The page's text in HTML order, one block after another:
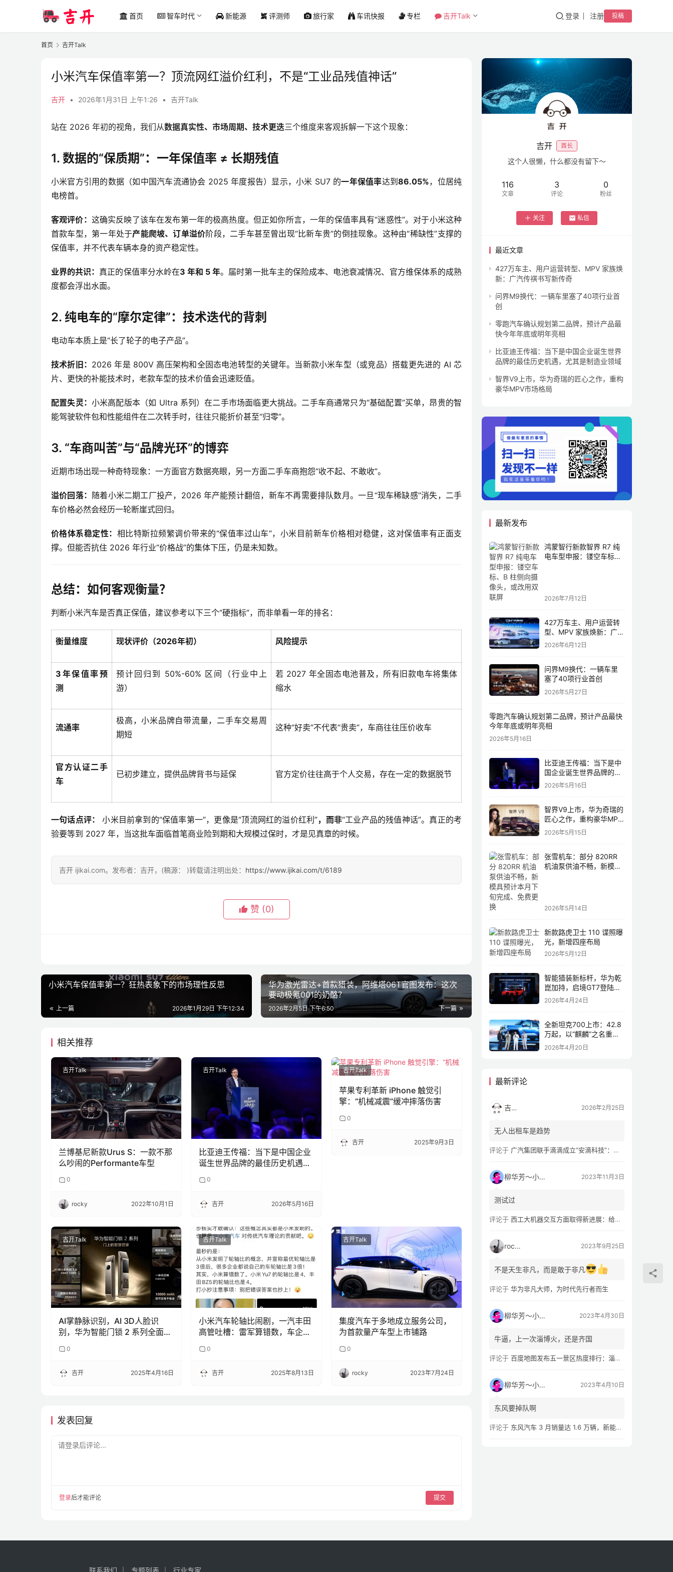
首页 智车时代 新能源 评测师 旅行家 车讯快报 专栏 吉开Talk 登录 注册 投稿
首页 吉开Talk
小米汽车保值率第一？顶流网红溢价红利，不是“工业品残值神话”
吉开 • 2026年1月31日 上午1:26 • 吉开Talk
站在 2026 年初的视角，我们从数据真实性、市场周期、技术更迭三个维度来客观拆解一下这个现象：
1. 数据的“保质期”：一年保值率 ≠ 长期残值
小米官方引用的数据（如中国汽车流通协会 2025 年度报告）显示，小米 SU7 的一年保值率达到86.05%，位居纯
电榜首。
客观评价： 这确实反映了该车在发布第一年的极高热度。但正如你所言，一年的保值率具有“迷惑性”。对于小米这种
首款车型，第一年处于产能爬坡、订单溢价阶段，二手车甚至曾出现“比新车贵”的倒挂现象。这种由“稀缺性”支撑的
保值率，并不代表车辆本身的资产稳定性。
业界的共识： 真正的保值率分水岭在3 年和 5 年。届时第一批车主的保险成本、电池衰减情况、官方维保体系的成熟
度都会浮出水面。
2. 纯电车的“摩尔定律”：技术迭代的背刺
电动车本质上是“长了轮子的电子产品”。
技术折旧： 2026 年是 800V 高压架构和全固态电池转型的关键年。当新款小米车型（或竞品）搭载更先进的 AI 芯
片、更快的补能技术时，老款车型的技术价值会迅速贬值。
配置失灵： 小米高配版本（如 Ultra 系列）在二手市场面临更大挑战。二手车商通常只为“基础配置”买单，昂贵的智
能驾驶软件包和性能组件在二次转手时，往往只能折价甚至“归零”。
3. “车商叫苦”与“品牌光环”的博弈
近期市场出现一种奇特现象：一方面官方数据亮眼，另一方面二手车商抱怨“收不起、不敢收”。
溢价回落： 随着小米二期工厂投产，2026 年产能预计翻倍，新车不再需要排队数月。一旦“现车稀缺感”消失，二手
车价格必然会经历一轮断崖式回归。
价格体系稳定性： 相比特斯拉频繁调价带来的“保值率过山车”，小米目前新车价格相对稳健，这对保值率有正面支
撑。但能否抗住 2026 年行业“价格战”的集体下压，仍是未知数。
总结：如何客观衡量？
判断小米汽车是否真正保值，建议参考以下三个“硬指标”，而非单看一年的排名：
衡量维度 现状评价（2026年初） 风险提示
3年保值率预
测
预计回归到 50%-60% 区间（行业中上
游）
若 2027 年全固态电池普及，所有旧款电车将集体
缩水
流通率
极高，小米品牌自带流量，二手车交易周
期短
这种“好卖”不代表“贵卖”，车商往往压价收车
官方认证二手
车
已初步建立，提供品牌背书与延保 官方定价往往高于个人交易，存在一定的数据脱节
一句话点评： 小米目前拿到的“保值率第一”，更像是“顶流网红的溢价红利”，而非“工业产品的残值神话”。真正的考
验要等到 2027 年，当这批车面临首笔商业险到期和大规模过保时，才是见真章的时候。
吉开 ijikai.com。发布者：吉开，(稿源： )转载请注明出处： https://www.ijikai.com/t/6189
赞 (0)
小米汽车保值率第一？狂热表象下的市场理性反思
上一篇 2026年1月29日 下午12:34
华为激光雷达+首款猎装，阿维塔06T官图发布：这次
要动极氪001的奶酪？
下一篇
2026年2月5日 下午6:50
相关推荐
吉开Talk
兰博基尼新款Urus S：一款不那
么吵闹的Performante车型
0
rocky 2022年10月1日
吉开Talk
比亚迪王传福：当下是中国企业
诞生世界品牌的最佳历史机遇，
0
吉开 2026年5月16日
吉开Talk
苹果专利革新 iPhone 触觉引
擎：“机械减震”缓冲摔落伤害
0
吉开 2025年9月3日
吉开Talk
AI掌静脉识别，AI 3D人脸识
别，华为智能门锁 2 系列全面进
0
吉开 2025年4月16日
吉开Talk
小米汽车轮轴比闹剧，一汽丰田
高管吐槽：雷军算错数，车企抄
0
吉开 2025年8月13日
吉开Talk
集度汽车于多地成立服务公司，
为首款量产车型上市铺路
0
rocky 2023年7月24日
发表回复
请登录后评论...
登录后才能评论 提交
吉开 酋长
这个人很懒，什么都没有留下～
116
文章
3
评论
0
粉丝
关注 私信
最近文章
427万车主、用户运营转型、MPV 家族焕
新：广汽传祺书写新传奇
问界M9换代：一辆车里塞了40项行业首
创
零跑汽车确认规划第二品牌，预计产品最
快今年年底或明年亮相
比亚迪王传福：当下是中国企业诞生世界
品牌的最佳历史机遇，尤其是制造业领域
智界V9上市，华为奇瑞的匠心之作，重构
豪华MPV市场格局
最新发布
鸿蒙智行新款智界 R7 纯
电车型申报：镂空车标、
2026年7月12日
427万车主、用户运营转
型、MPV 家族焕新：广汽
传祺书写新传奇
2026年6月12日
问界M9换代：一辆车里
塞了40项行业首创
2026年5月27日
零跑汽车确认规划第二品牌，预计产品最快
今年年底或明年亮相
2026年5月16日
比亚迪王传福：当下是中
国企业诞生世界品牌的最
佳历史机遇，尤其是制造
2026年5月16日
智界V9上市，华为奇瑞的
匠心之作，重构豪华MPV
市场格局
2026年5月15日
张雪机车：部分 820RR
机油泵供油不畅，新模具
2026年5月14日
新款路虎卫士 110 谍照曝
光，新增四座布局
2026年5月12日
智能猎装新标杆，华为乾
崑加持，启境GT7登陆
2026北京车展
2026年4月24日
全新坦克700上市：42.8
万起，以“麒麟”之名重塑
全域豪华
2026年4月20日
最新评论
吉开 2026年2月25日
无人出租车是趋势
评论于 广汽集团联手滴滴成立“安滴科技”：加速 L4 级 Robotaxi 量产
柳华芳～小芳侠 2023年11月3日
测试过
评论于 西工大机器交互方面取得新进展：给无人机“装上大脑、建立群聊”
rocky 2023年9月25日
不是天生非凡，而是敢于非凡
评论于 华为非凡大师，为时代先行者而生
柳华芳～小芳侠 2023年4月30日
牛逼，上一次淄博火，还是齐国
评论于 百度地图发布五一景区热度排行：淄博八大局早市，遥遥领先
柳华芳～小芳侠 2023年4月10日
东风要掉队啊
评论于 东风汽车 3 月销量达 1.6 万辆，新能源汽车 Q1 累计销量同比下滑 54.02%